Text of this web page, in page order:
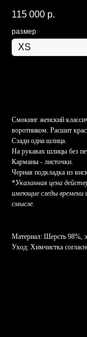
115 000 р.
размер
Смокинг женский
воротником. Расшит
Сзади одна шлица.
На рукавах шлицы без
Карманы - листочки.
Черная подкладка из
*Указанная цена
имеющие следы
смысле.
Материал: Шерсть 98%,
Уход: Химчистка